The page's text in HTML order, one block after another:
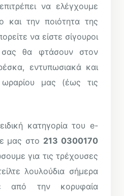
να ελέγχουμε
και την ποιότητα της
να είστε σίγουροι
σας θα φτάσουν στον
εντυπωσιακά και
μας (έως τις
κατηγορία του e-
μας στο 213 0300170
για τις τρέχουσες
λουλούδια σήμερα
από την κορυφαία